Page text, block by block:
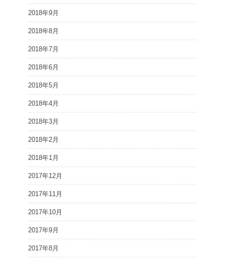
2018年9月
2018年8月
2018年7月
2018年6月
2018年5月
2018年4月
2018年3月
2018年2月
2018年1月
2017年12月
2017年11月
2017年10月
2017年9月
2017年8月